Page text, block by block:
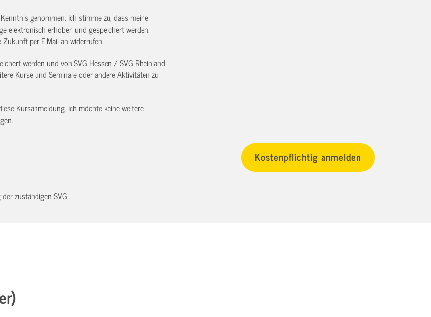
genommen. Ich stimme zu, dass meine
elektronisch erhoben und gespeichert werden.
Zukunft per E-Mail anwiderrufen.
werden und von SVG Hessen / SVG Rheinland -
Kurse und Seminare oder andere Aktivitäten zu
Kursanmeldung. Ich möchte keine weitere
zuständigen SVG